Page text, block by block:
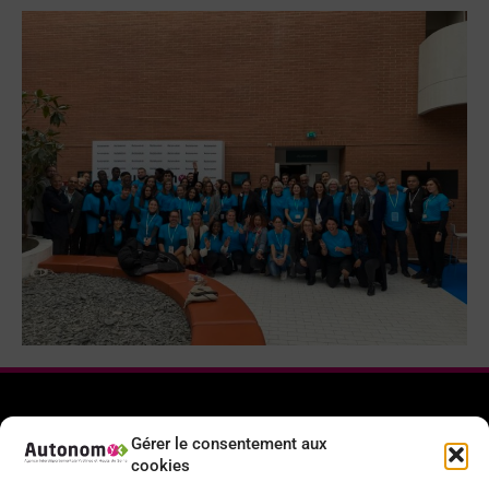
Gérer le consentement aux
cookies